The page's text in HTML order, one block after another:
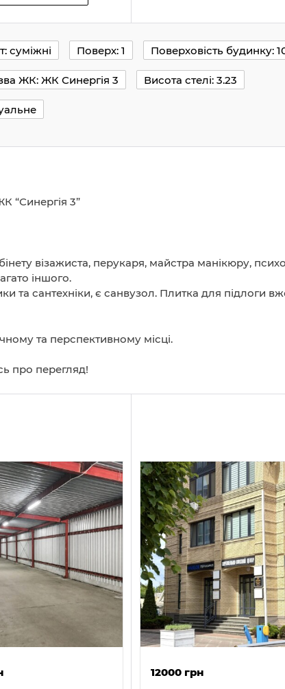
суміжні Поверх: 1 Поверховість будинку:
ЖК: ЖК Синергія 3 Висота стелі: 3.23
“Синергія 3”
візажиста, перукаря, майстра манікюру,
іншого.
та сантехніки, є санвузол. Плитка для підлоги
та перспективному місці.
про перегляд!
12000 грн